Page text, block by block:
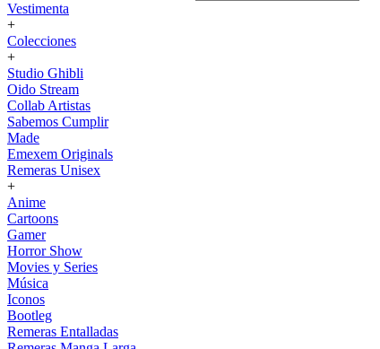
Vestimenta
+
Colecciones
+
Studio Ghibli
Oido Stream
Collab Artistas
Sabemos Cumplir
Made
Emexem Originals
Remeras Unisex
+
Anime
Cartoons
Gamer
Horror Show
Movies y Series
Música
Iconos
Bootleg
Remeras Entalladas